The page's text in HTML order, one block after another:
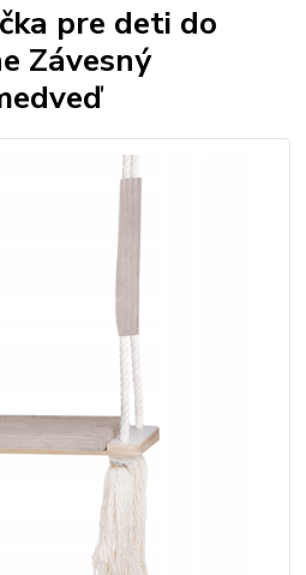
pre deti do
Závesný